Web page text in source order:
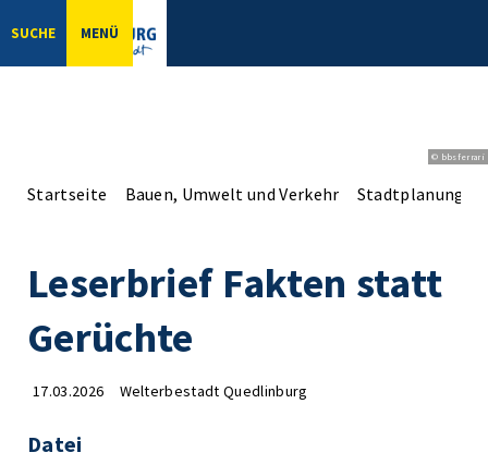
SUCHE MENÜ
© bbsferrari
Startseite Bauen, Umwelt und Verkehr Stadtplanung
Leserbrief Fakten statt
Gerüchte
17.03.2026 Welterbestadt Quedlinburg
Datei